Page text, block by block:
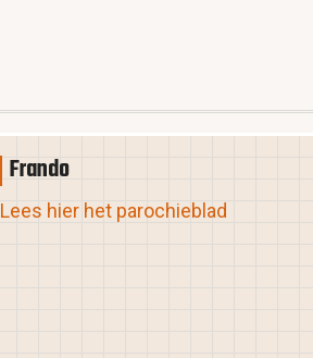
Frando
Lees hier het parochieblad